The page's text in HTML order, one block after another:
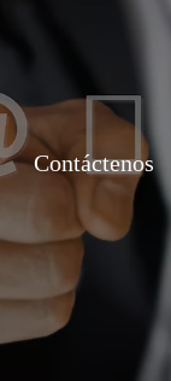
Contáctenos